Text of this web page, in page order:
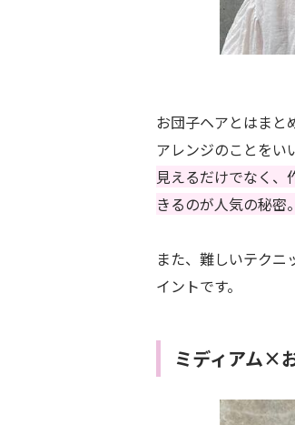
お団子ヘアとはまと
アレンジのことをい
見えるだけでなく
きるのが人気の秘密。
また、難しいテク
イントです。
ミディアム×